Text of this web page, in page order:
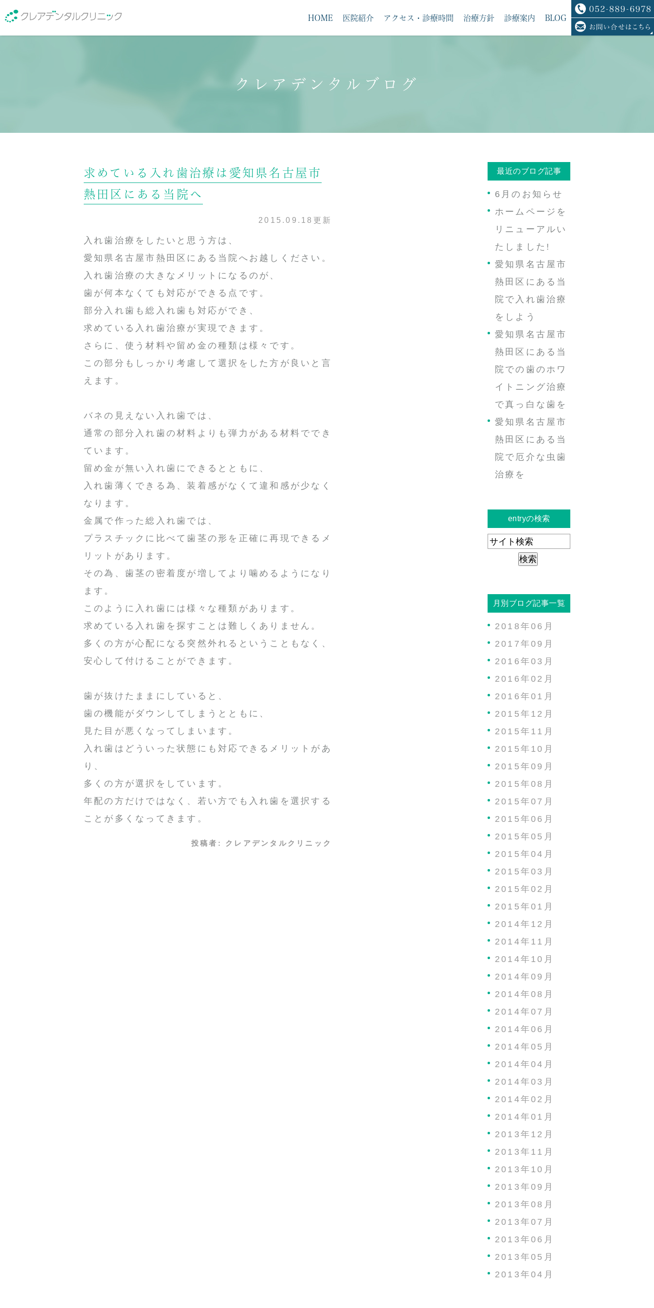
HOME 医院紹介
求人案内
アクセス・診療時間 治療方針 診療案内 BLOG
クレアデンタルブログ
求めている入れ歯治療は愛知県名古屋市
熱田区にある当院へ
2015.09.18更新
入れ歯治療をしたいと思う方は、
愛知県名古屋市熱田区にある当院へお越しください。
入れ歯治療の大きなメリットになるのが、
歯が何本なくても対応ができる点です。
部分入れ歯も総入れ歯も対応ができ、
求めている入れ歯治療が実現できます。
さらに、使う材料や留め金の種類は様々です。
この部分もしっかり考慮して選択をした方が良いと言
えます。
バネの見えない入れ歯では、
通常の部分入れ歯の材料よりも弾力がある材料ででき
ています。
留め金が無い入れ歯にできるとともに、
入れ歯薄くできる為、装着感がなくて違和感が少なく
なります。
金属で作った総入れ歯では、
プラスチックに比べて歯茎の形を正確に再現できるメ
リットがあります。
その為、歯茎の密着度が増してより噛めるようになり
ます。
このように入れ歯には様々な種類があります。
求めている入れ歯を探すことは難しくありません。
多くの方が心配になる突然外れるということもなく、
安心して付けることができます。
歯が抜けたままにしていると、
歯の機能がダウンしてしまうとともに、
見た目が悪くなってしまいます。
入れ歯はどういった状態にも対応できるメリットがあ
り、
多くの方が選択をしています。
年配の方だけではなく、若い方でも入れ歯を選択する
ことが多くなってきます。
投稿者: クレアデンタルクリニック
最近のブログ記事
6月のお知らせ
ホームページを
リニューアルい
たしました!
愛知県名古屋市
熱田区にある当
院で入れ歯治療
をしよう
愛知県名古屋市
熱田区にある当
院での歯のホワ
イトニング治療
で真っ白な歯を
愛知県名古屋市
熱田区にある当
院で厄介な虫歯
治療を
entryの検索
月別ブログ記事一覧
2018年06月
2017年09月
2016年03月
2016年02月
2016年01月
2015年12月
2015年11月
2015年10月
2015年09月
2015年08月
2015年07月
2015年06月
2015年05月
2015年04月
2015年03月
2015年02月
2015年01月
2014年12月
2014年11月
2014年10月
2014年09月
2014年08月
2014年07月
2014年06月
2014年05月
2014年04月
2014年03月
2014年02月
2014年01月
2013年12月
2013年11月
2013年10月
2013年09月
2013年08月
2013年07月
2013年06月
2013年05月
2013年04月